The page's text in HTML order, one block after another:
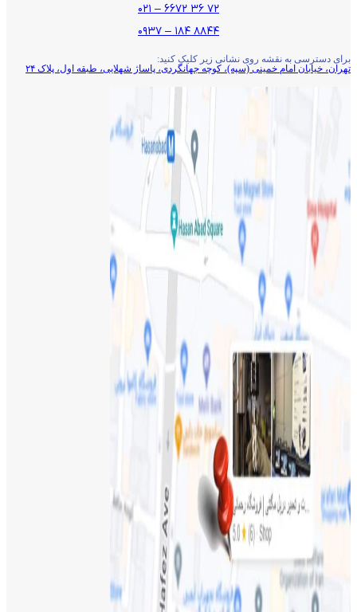
۷۲ ۳۶ ۶۶۷۲ – ۰۲۱
۸۸۴۴ ۱۸۴ – ۰۹۳۷
برای دسترسی به نقشه روی نشانی زیر کلیک کنید:
تهران، خیابان امام خمینی (سپه)، کوچه جهانگردی،‌ پاساژ شهلایی، طبقه اول، پلاک ۲۴